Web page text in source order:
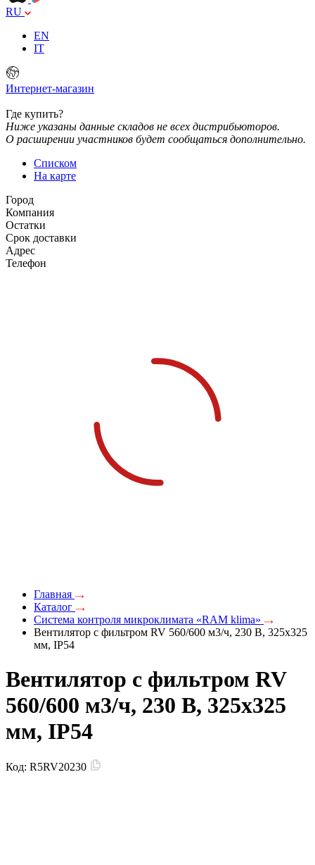
RU
EN
IT
Интернет-магазин
Где купить?
Ниже указаны данные складов не всех дистрибьюторов.
О расширении участников будет сообщаться дополнительно.
Списком
На карте
Город
Компания
Остатки
Срок доставки
Адрес
Телефон
Главная
Каталог
Система контроля микроклимата «RAM klima»
Вентилятор с фильтром RV 560/600 м3/ч, 230 В, 325x325
мм, IP54
Вентилятор с фильтром RV
560/600 м3/ч, 230 В, 325x325
мм, IP54
Код: R5RV20230